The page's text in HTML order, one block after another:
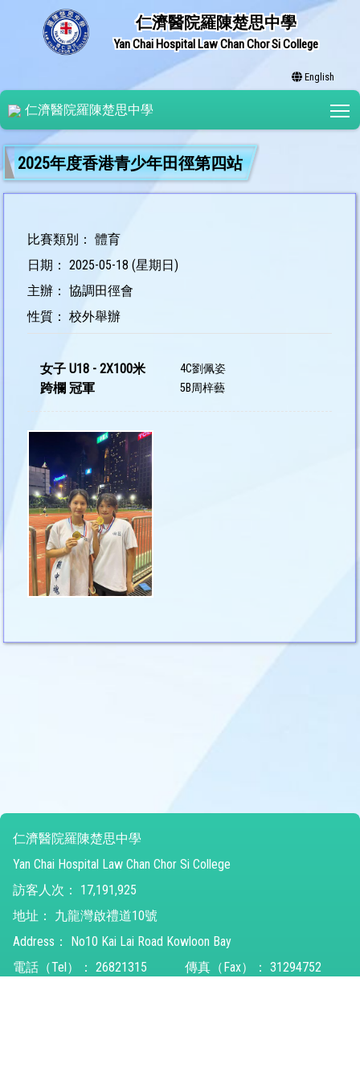
仁濟醫院羅陳楚思中學
Yan Chai Hospital Law Chan Chor Si College
English
仁濟醫院羅陳楚思中學
2025年度香港青少年田徑第四站
比賽類別： 體育
日期： 2025-05-18 (星期日)
主辦： 協調田徑會
性質： 校外舉辦
女子 U18 - 2X100米
跨欄 冠軍
4C劉佩姿
5B周梓藝
仁濟醫院羅陳楚思中學
Yan Chai Hospital Law Chan Chor Si College
訪客人次：
17,191,925
地址：
九龍灣啟禮道10號
Address：
No10 Kai Lai Road Kowloon Bay
電話（Tel）： 26821315 傳真（Fax）： 31294752